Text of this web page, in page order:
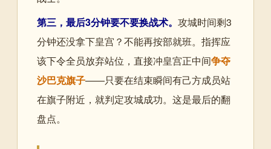
第三，最后3分钟要不要换战术。 攻城时间剩3
分钟还没拿下皇宫？不能再按部就班。指挥应
该下令全员放弃站位，直接冲皇宫正中间争夺
沙巴克旗子——只要在结束瞬间有己方成员站
在旗子附近，就判定攻城成功。这是最后的翻
盘点。